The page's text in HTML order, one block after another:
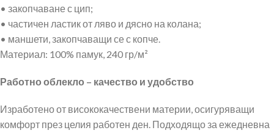
• закопчаване с цип;
• частичен ластик от ляво и дясно на колана;
• маншети, закопчаващи се с копче.
Материал: 100% памук, 240 гр/м²
Работно облекло – качество и удобство
Изработено от висококачествени материи, осигуряващи
комфорт през целия работен ден. Подходящо за ежедневна